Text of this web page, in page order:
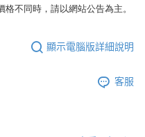
格不同時，請以網站公告為主。
顯示電腦版詳細說明
客服